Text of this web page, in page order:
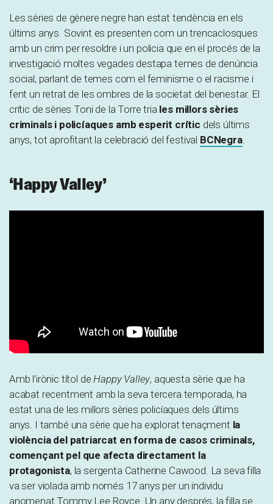
Les sèries de gènere negre han estat tendència en els
últims anys. Sovint es presenten com un trencaclosques
amb un crim per resoldre i un policia que en el procés de la
investigació moltes vegades destapa temes de denúncia
social, parlant de temes com el feminisme o el racisme i
fent un retrat de les ombres de la societat del benestar. El
crític de sèries Toni de la Torre tria les millors sèries
criminals i policíaques amb esperit crític dels últims
anys, tot aprofitant la celebració del festival BCNegra.
‘Happy Valley’
Amb l’irònic títol deHappy Valley, aquesta sèrie que ha
acabat recentment amb la seva tercera temporada, ha
estat una de les millors sèries policíaques dels últims
anys. I també una sèrie que ha explorat tenaçment la
violència del patriarcat en forma de casos criminals,
començant pel que afecta directament la
protagonista, la sergenta Catherine Cawood. La seva filla
va ser violada amb només 17 anys per un individu
anomenat Tommy Lee Royce. Un any després, la filla se